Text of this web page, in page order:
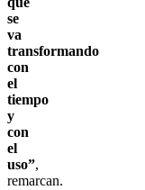
se
va
transformando
con
el
tiempo
y
con
el
uso”,
remarcan.